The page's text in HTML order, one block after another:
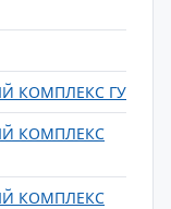
КОМПЛЕКС ГУ
КОМПЛЕКС
КОМПЛЕКС